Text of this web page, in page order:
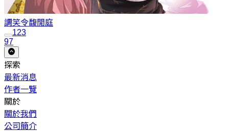
調笑令馥閒庭
123
97
探索
最新消息
作者一覽
關於
關於我們
公司簡介